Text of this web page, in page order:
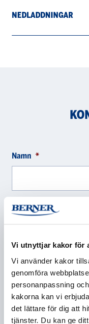
Vi utnyttjar kakor för
Vi använder kakor
genomföra
personanpassning
kakorna kan vi
det lättare för dig att
tjänster. Du kan ge
NEDLADDNINGAR
Namn *
Företag *
E-post *
Telefonnummer